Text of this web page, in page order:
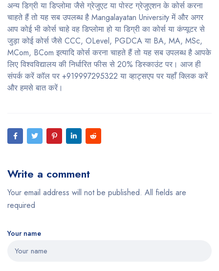
अन्य डिग्री या डिप्लोमा जैसे ग्रेजुएट या पोस्ट ग्रेजुएशन के कोर्स करना
चाहते हैं तो यह सब उपलब्ध है Mangalayatan University में और अगर
आप कोई भी कोर्स चाहे वह डिप्लोमा हो या डिग्री का कोर्स या कंप्यूटर से
जुड़ा कोई कोर्स जैसे CCC, OLevel, PGDCA या BA, MA, MSc,
MCom, BCom इत्यादि कोर्स करना चाहते हैं तो यह सब उपलब्ध है आपके
लिए विश्वविद्यालय की निर्धारित फीस से 20% डिस्काउंट पर। आज ही
संपर्क करें कॉल पर +919997295322 या व्हाट्सएप पर यहाँ क्लिक करें
और हमसे बात करें।
Write a comment
Your email address will not be published. All fields are
required
Your name